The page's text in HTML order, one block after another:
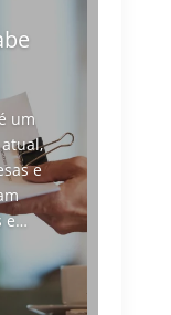
um
e
e…